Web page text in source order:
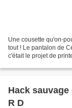
Une cousette qu'on-
tout ! Le pantalon de
c'était le projet de
Hack
R D